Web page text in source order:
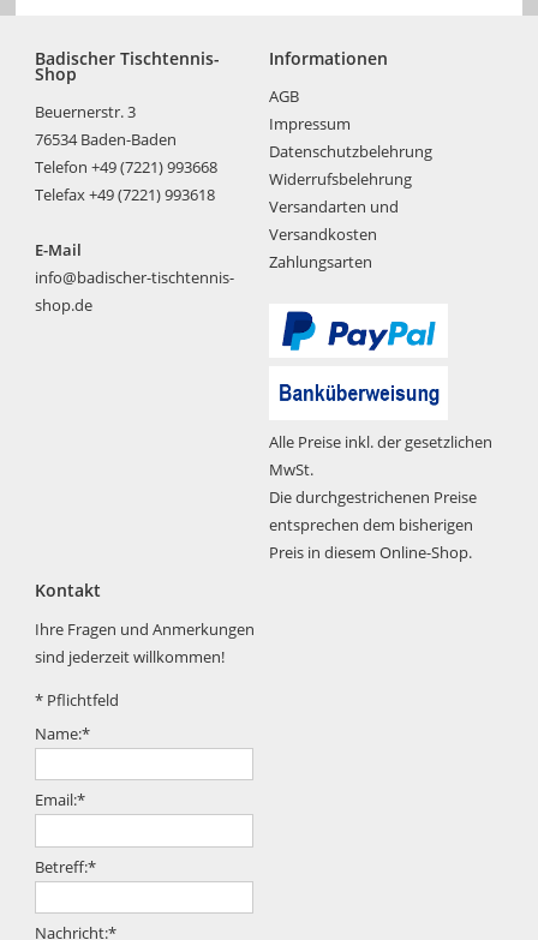
Badischer Tischtennis-
Shop
Beuernerstr. 3
76534 Baden-Baden
Telefon +49 (7221) 993668
Telefax +49 (7221) 993618
E-Mail
info@badischer-tischtennis-
shop.de
Informationen
AGB
Impressum
Datenschutzbelehrung
Widerrufsbelehrung
Versandarten und
Versandkosten
Zahlungsarten
Alle Preise inkl. der gesetzlichen
MwSt.
Die durchgestrichenen Preise
entsprechen dem bisherigen
Preis in diesem Online-Shop.
Kontakt
Ihre Fragen und Anmerkungen
sind jederzeit willkommen!
* Pflichtfeld
Name:*
Email:*
Betreff:*
Nachricht:*